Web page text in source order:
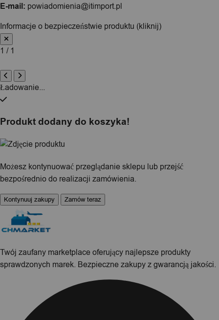
E-mail: powiadomienia@itimport.pl
Informacje o bezpieczeństwie produktu (kliknij)
1 / 1
Ładowanie...
Produkt dodany do koszyka!
Możesz kontynuować przeglądanie sklepu lub przejść
bezpośrednio do realizacji zamówienia.
Kontynuuj zakupy Zamów teraz
Twój zaufany marketplace oferujący najlepsze produkty
sprawdzonych marek. Bezpieczne zakupy z gwarancją jakości.